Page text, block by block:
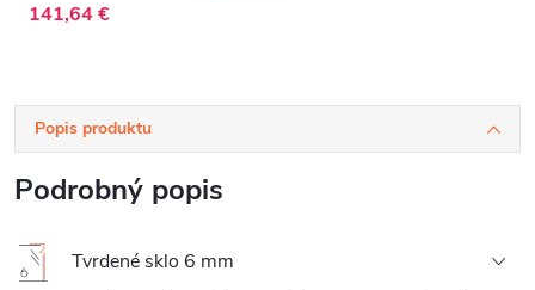
141,64 €
Popis produktu
Podrobný popis
Tvrdené sklo 6 mm